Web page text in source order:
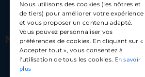
hello@carloapp.com
Nous suivre
Carlo App | Instagram
ENGLISH
SPANISH
Nous utilisons des cookies (les nôtres et
de tiers) pour améliorer votre expérience
et vous proposer un contenu adapté.
Vous pouvez personnaliser vos
préférences de cookies. En cliquant sur «
Accepter tout », vous consentez à
l'utilisation de tous les cookies. En savoir
plus